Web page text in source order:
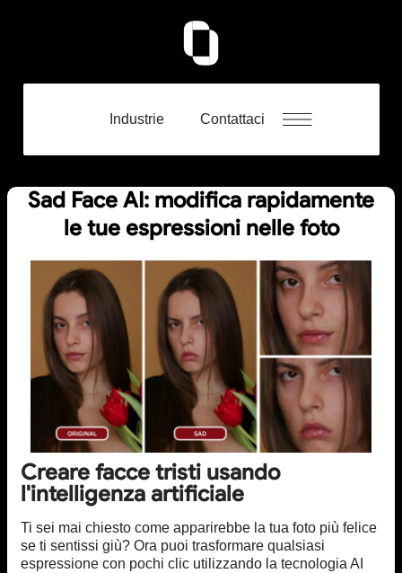
Industrie Contattaci
Sad Face AI: modifica rapidamente
le tue espressioni nelle foto
Creare facce tristi usando
l'intelligenza artificiale
Ti sei mai chiesto come apparirebbe la tua foto più felice
se ti sentissi giù? Ora puoi trasformare qualsiasi
espressione con pochi clic utilizzando la tecnologia AI